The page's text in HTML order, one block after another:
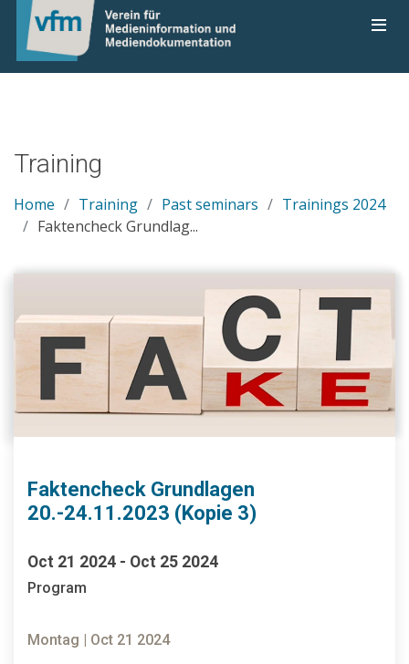
Training
Home Training Past seminars
Trainings 2024
Faktencheck Grundlag...
Faktencheck Grundlagen
20.-24.11.2023 (Kopie 3)
Oct 21 2024 - Oct 25 2024
Program
Montag | Oct 21 2024